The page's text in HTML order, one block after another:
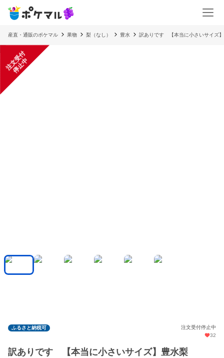
産直・通販のポケマル 果物 梨（なし） 豊水 訳ありです 【本当に小さいサイズ
注
文
受
付
停
止
中
ふるさと納税可
注文受付停止中
32
訳ありです 【本当に小さいサイズ】豊水梨